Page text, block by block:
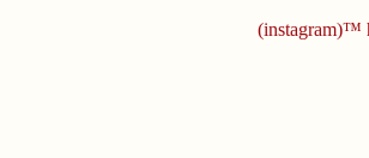
(instagram)™